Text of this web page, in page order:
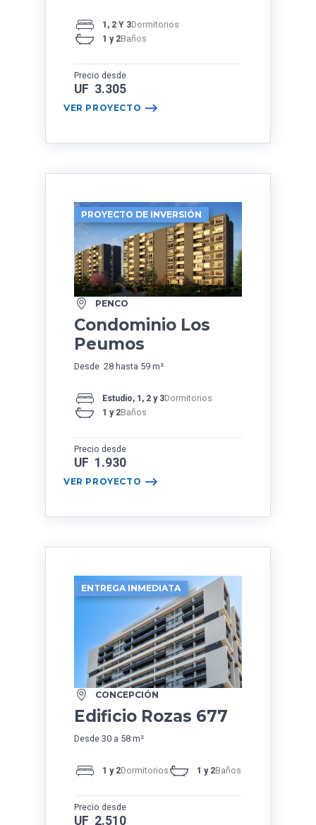
1, 2 Y 3Dormitorios
1 y 2Baños
Precio desde
UF 3.305
VER PROYECTO
PROYECTO DE INVERSIÓN
PENCO
Condominio Los
Peumos
Desde 28 hasta 59 m²
Estudio, 1, 2 y 3Dormitorios
1 y 2Baños
Precio desde
UF 1.930
VER PROYECTO
ENTREGA INMEDIATA
CONCEPCIÓN
Edificio Rozas 677
Desde 30 a 58 m²
1 y 2Dormitorios 1 y 2Baños
Precio desde
UF 2.510